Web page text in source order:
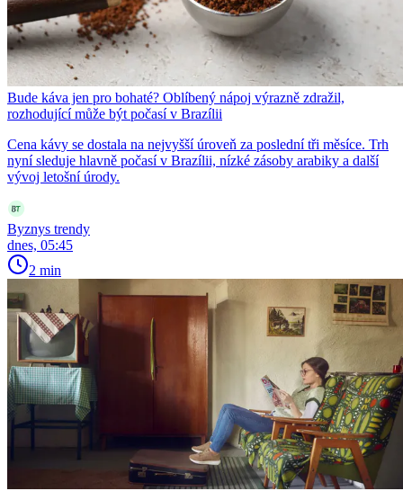
Bude káva jen pro bohaté? Oblíbený nápoj výrazně zdražil,
rozhodující může být počasí v Brazílii
Cena kávy se dostala na nejvyšší úroveň za poslední tři měsíce. Trh
nyní sleduje hlavně počasí v Brazílii, nízké zásoby arabiky a další
vývoj letošní úrody.
Byznys trendy
dnes, 05:45
2 min